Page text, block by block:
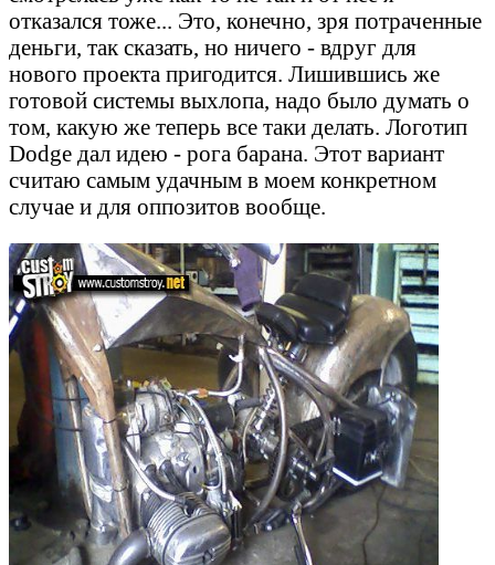
отказался тоже... Это, конечно, зря потраченные
деньги, так сказать, но ничего - вдруг для
нового проекта пригодится. Лишившись же
готовой системы выхлопа, надо было думать о
том, какую же теперь все таки делать. Логотип
Dodge дал идею - рога барана. Этот вариант
считаю самым удачным в моем конкретном
случае и для оппозитов вообще.